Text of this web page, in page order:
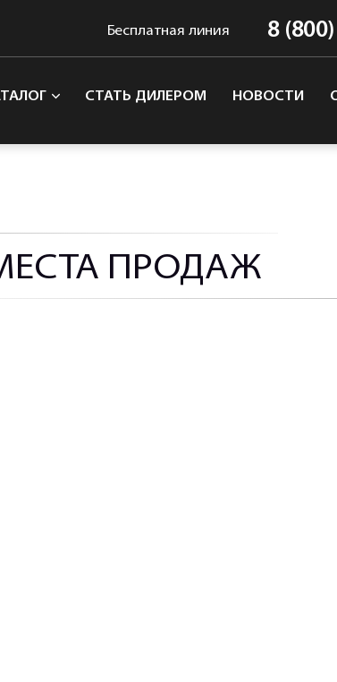
СТАТЬ ДИЛЕРОМ НОВОСТИ
Бесплатная линия 8
ПРОДАЖ